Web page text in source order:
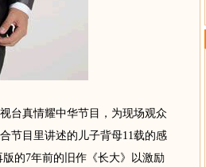
真情耀中华节目，为现场观众
节目里讲述的儿子背母11载的感
的7年前的旧作《长大》以激励